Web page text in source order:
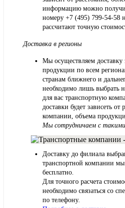
информацию можно
номеру +7 (495) 799-54-58
рассчитают точную
Доставка в регионы
Мы осуществляем доставку
продукции по всем
странам ближнего и
необходимо лишь выбрать
для вас транспортную
доставки будет зависеть от
компании, объема
Мы сотрудничаем с
Доставку до филиала
транспортной компании
бесплатно.
Для точного расчета
необходимо связаться со
по телефону.